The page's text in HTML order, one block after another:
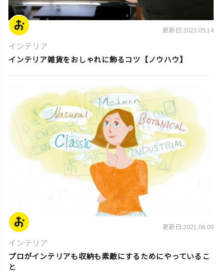
更新日:2023.09.14
インテリア
インテリア雑貨をおしゃれに飾るコツ【ノウハウ】
片付けのコツ・アイデア
更新日:2021.06.08
インテリア
プロがインテリアも収納も素敵にするためにやっているこ
と